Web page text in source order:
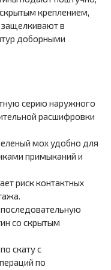
креплением,
в
доборными
серию наружного
расшифровки
мох удобно для
примыканий и
риск контактных
со скрытым
скату с
по